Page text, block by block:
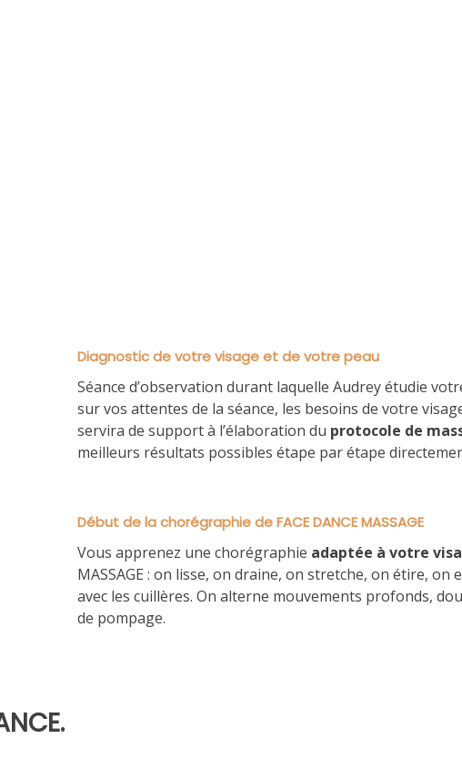
Diagnostic de votre visage et de votre peau
Séance d’observation durant laquelle Audrey étudie
sur vos attentes de la séance, les besoins de votre
servira de support à l’élaboration du protocole de
meilleurs résultats possibles étape par étape
Début de la chorégraphie de FACE DANCE MASSAGE
Vous apprenez une chorégraphie adaptée à votre
MASSAGE : on lisse, on draine, on stretche, on étire,
avec les cuillères. On alterne mouvements profonds,
de pompage.
.